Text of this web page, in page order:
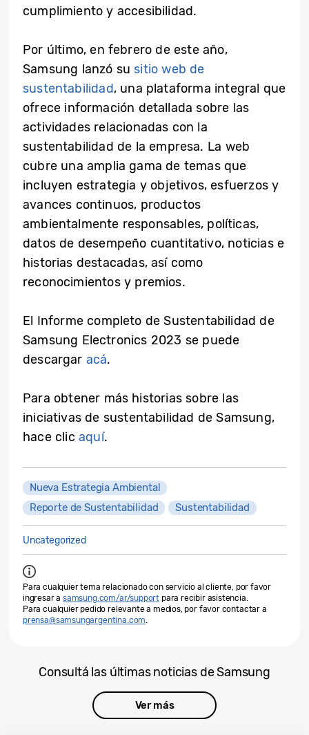
cumplimiento y accesibilidad.
Por último, en febrero de este año,
Samsung lanzó su sitio web de
sustentabilidad, una plataforma integral que
ofrece información detallada sobre las
actividades relacionadas con la
sustentabilidad de la empresa. La web
cubre una amplia gama de temas que
incluyen estrategia y objetivos, esfuerzos y
avances continuos, productos
ambientalmente responsables, políticas,
datos de desempeño cuantitativo, noticias e
historias destacadas, así como
reconocimientos y premios.
El Informe completo de Sustentabilidad de
Samsung Electronics 2023 se puede
descargar acá.
Para obtener más historias sobre las
iniciativas de sustentabilidad de Samsung,
hace clic aquí.
Nueva Estrategia Ambiental
Reporte de Sustentabilidad
Sustentabilidad
Uncategorized
Para cualquier tema relacionado con servicio al cliente, por favor
ingresar asamsung.com/ar/support para recibir asistencia.
Para cualquier pedido relevante a medios, por favor contactar a
prensa@samsungargentina.com.
Consultá las últimas noticias de Samsung
Ver más